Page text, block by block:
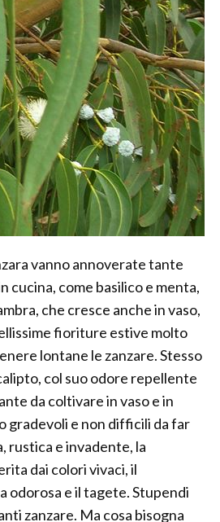
vanno annoverate tante
cucina, come basilico e menta,
che cresce anche in vaso,
fioriture estive molto
lontane le zanzare. Stesso
col suo odore repellente
da coltivare in vaso e in
gradevoli e non difficili da far
rustica e invadente, la
dai colori vivaci, il
odorosa e il tagete. Stupendi
zanzare. Ma cosa bisogna